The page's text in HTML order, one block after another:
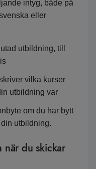
intyg, både på
eller
utbildning, till
vilka kurser
utbildning var
om du har bytt
utbildning.
när du skickar